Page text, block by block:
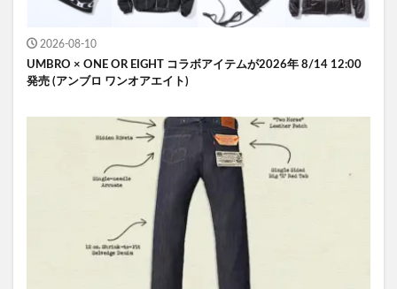
2026-08-10
UMBRO × ONE OR EIGHT コラボアイテムが2026年 8/14 12:00
発売 (アンブロ ワンオアエイト)